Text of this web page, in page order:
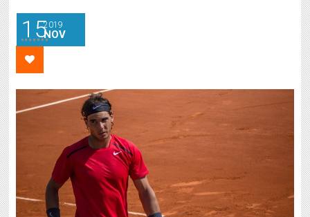
152019
NOV